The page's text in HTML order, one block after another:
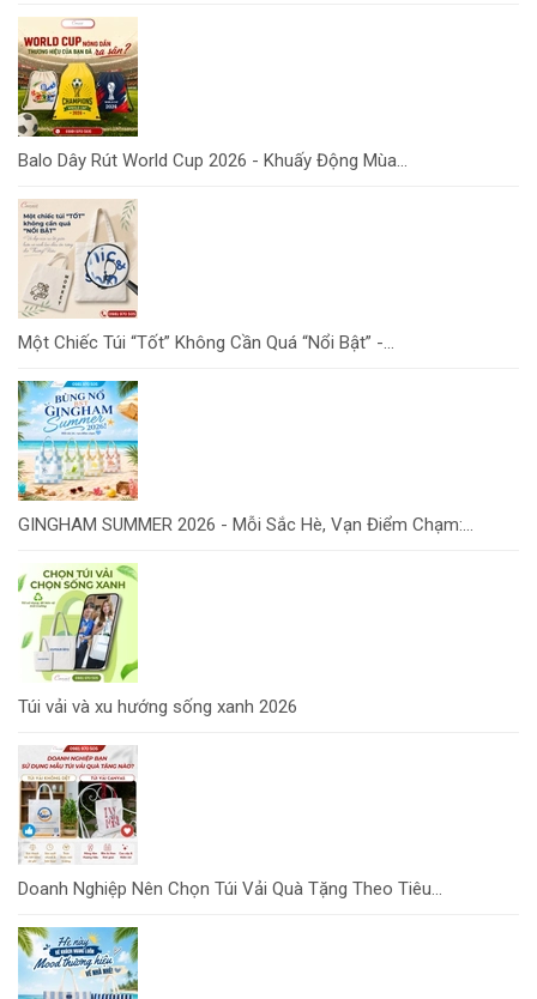
Balo Dây Rút World Cup 2026 - Khuấy Động Mùa...
Một Chiếc Túi “Tốt” Không Cần Quá “Nổi Bật” -...
GINGHAM SUMMER 2026 - Mỗi Sắc Hè, Vạn Điểm Chạm:...
Túi vải và xu hướng sống xanh 2026
Doanh Nghiệp Nên Chọn Túi Vải Quà Tặng Theo Tiêu...